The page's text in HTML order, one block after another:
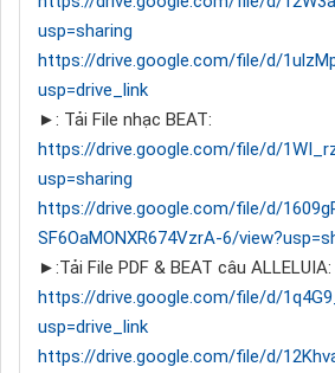
usp=sharing
https://drive.google.com/file/d/
usp=drive_link
►: Tải File nhạc BEAT:
https://drive.google.com/file/d/
usp=sharing
https://drive.google.com/file/d/
SF6OaMONXR674VzrA-6/
►:Tải File PDF & BEAT câu ALLELUIA:
https://drive.google.com/file/d/
usp=drive_link
https://drive.google.com/file/d/